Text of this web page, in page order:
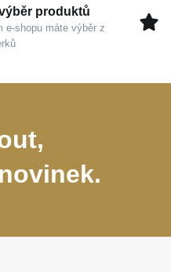
produktů
e-shopu máte výběr z